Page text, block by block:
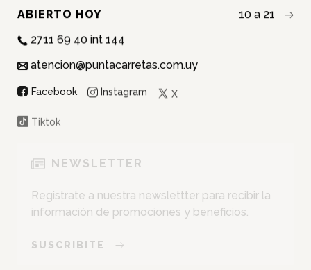
ABIERTO HOY
10 a 21
2711 69 40 int 144
atencion@puntacarretas.com.uy
Facebook Instagram X
Tiktok
NEWSLETTER
Registrate a nuestra newslettter para recibir la
información de promociones y beneficios.
SUSCRIBITE
APELLIDO:
EMAIL:
CEDULA: